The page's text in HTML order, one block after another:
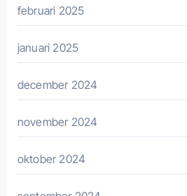
februari 2025
januari 2025
december 2024
november 2024
oktober 2024